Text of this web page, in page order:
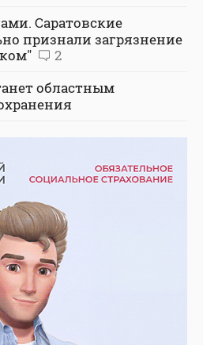
Саратовские
признали загрязнение
2
областным